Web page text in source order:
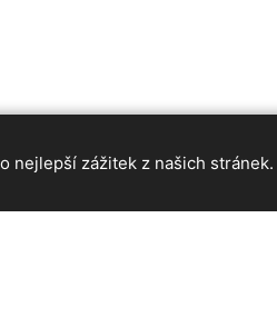
nejlepší zážitek z našich stránek.